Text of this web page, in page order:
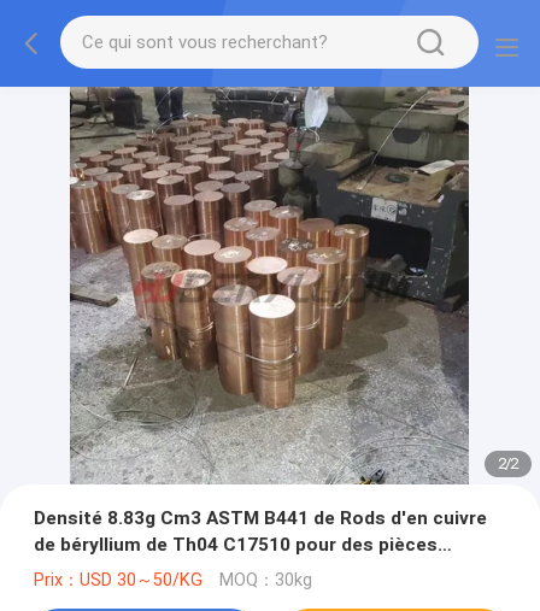
2/2
Densité 8.83g Cm3 ASTM B441 de Rods d'en cuivre
de béryllium de Th04 C17510 pour des pièces
d'instrument
Prix：USD 30～50/KG MOQ：30kg